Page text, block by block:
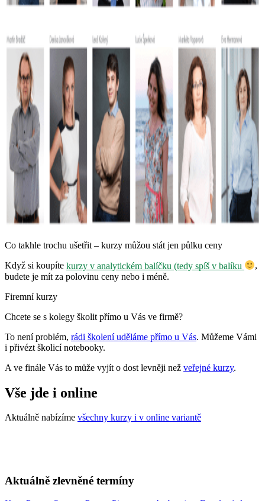
Co takhle trochu ušetřit – kurzy můžou stát jen půlku ceny
Když si koupíte kurzy v analytickém balíčku (tedy spíš v balíku
,
budete je mít za polovinu ceny nebo i méně.
Firemní kurzy
Chcete se s kolegy školit přímo u Vás ve firmě?
To není problém, rádi školení uděláme přímo u Vás. Můžeme Vámi
i přivézt školicí notebooky.
A ve finále Vás to může vyjít o dost levněji než veřejné kurzy.
Vše jde i online
Aktuálně nabízíme všechny kurzy i v online variantě
Aktuálně zlevněné termíny